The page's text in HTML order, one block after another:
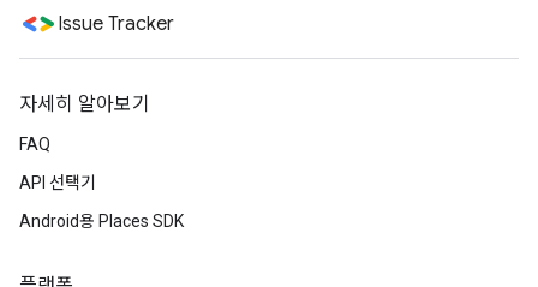
Issue Tracker
자세히 알아보기
FAQ
API 선택기
Android용 Places SDK